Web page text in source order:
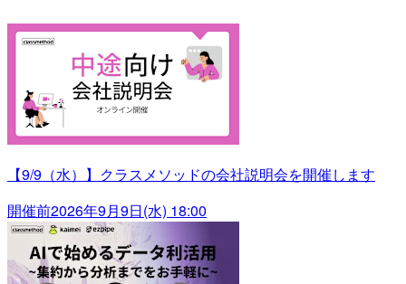
【9/9（水）】クラスメソッドの会社説明会を開催します
開催前2026年9月9日(水) 18:00